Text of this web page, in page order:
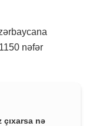
nəfər
çıxarsa nə